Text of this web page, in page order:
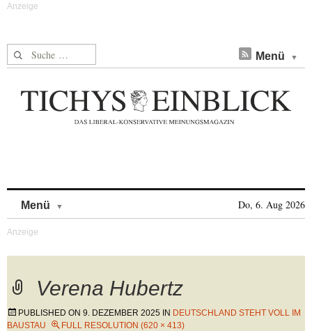
Suche nach: Menü
Menü Do, 6. Aug 2026
Verena Hubertz
PUBLISHED ON 9. DEZEMBER 2025 IN DEUTSCHLAND STEHT VOLL IM
BAUSTAU
FULL RESOLUTION (620 × 413)